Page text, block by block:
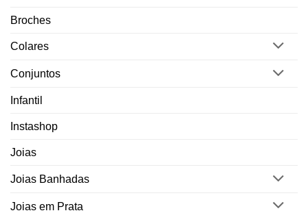
Broches
Colares
Conjuntos
Infantil
Instashop
Joias
Joias Banhadas
Joias em Prata